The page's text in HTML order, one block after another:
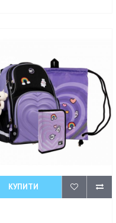
КУПИТИ